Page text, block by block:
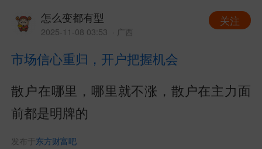
怎么变都有型
2025-11-08 03:53 · 广西
关注
市场信心重归，开户把握机会
散户在哪里，哪里就不涨，散户在主力面
前都是明牌的
发布于 东方财富吧